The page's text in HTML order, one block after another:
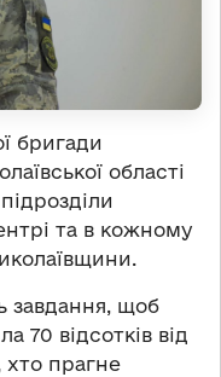
бригади
області
та в кожному
завдання, щоб
70 відсотків від
хто прагне